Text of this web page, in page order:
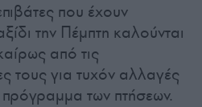
που έχουν
την Πέμπτη καλούνται
από τις
τους για τυχόν αλλαγές
των πτήσεων.